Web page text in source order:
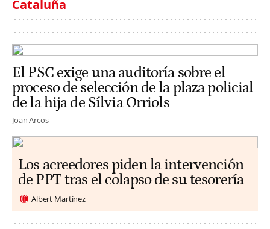
Cataluña
El PSC exige una auditoría sobre el
proceso de selección de la plaza policial
de la hija de Sílvia Orriols
Joan Arcos
Los acreedores piden la intervención
de PPT tras el colapso de su tesorería
Albert Martínez